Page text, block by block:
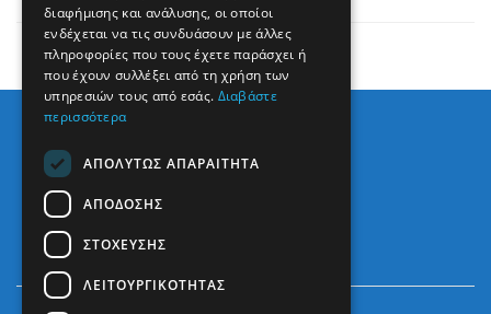
διαφήμισης και ανάλυσης, οι οποίοι
ενδέχεται να τις συνδυάσουν με άλλες
πληροφορίες που τους έχετε παράσχει ή
που έχουν συλλέξει από τη χρήση των
υπηρεσιών τους από εσάς. Διαβάστε
περισσότερα
ΑΠΟΛΎΤΩΣ ΑΠΑΡΑΊΤΗΤΑ
ΑΠΌΔΟΣΗΣ
ΣΤΌΧΕΥΣΗΣ
ΛΕΙΤΟΥΡΓΙΚΌΤΗΤΑΣ